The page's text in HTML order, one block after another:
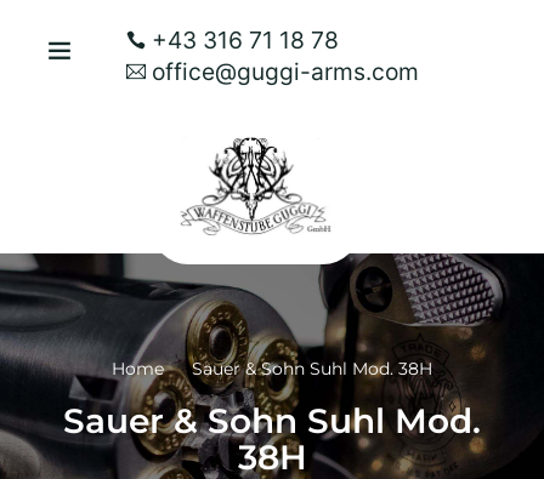
+43 316 71 18 78
office@guggi-arms.com
Home Sauer & Sohn Suhl Mod. 38H
Sauer & Sohn Suhl Mod.
38H